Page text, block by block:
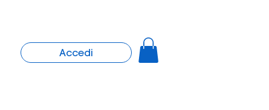
Accedi